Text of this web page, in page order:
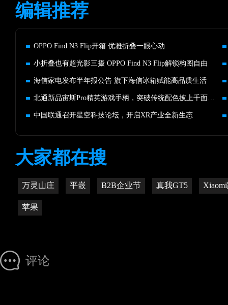
编辑推荐
OPPO Find N3 Flip开箱 优雅折叠一眼心动
小折叠也有超光影三摄 OPPO Find N3 Flip解锁构图自由
海信家电发布半年报公告 旗下海信冰箱赋能高品质生活
北通新品宙斯Pro精英游戏手柄，突破传统配色披上千面战甲
中国联通召开星空科技论坛，开启XR产业全新生态
大家都在搜
万灵山庄 平嵌 B2B企业节 真我GT5
苹果
评论